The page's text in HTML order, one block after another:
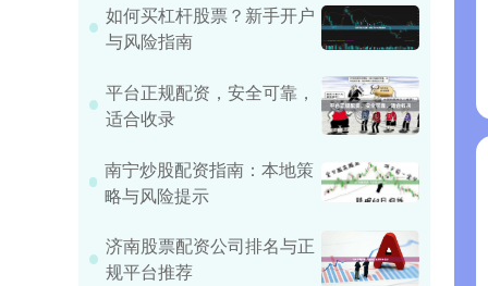
如何买杠杆股票？新手开户
与风险指南
平台正规配资，安全可靠，
适合收录
南宁炒股配资指南：本地策
略与风险提示
济南股票配资公司排名与正
规平台推荐